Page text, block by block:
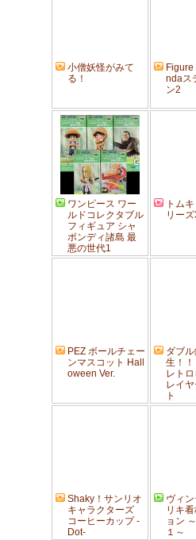
小僧妖怪がみて
る！
ndaス
ン2
ワンピース ワー
ルドコレクタブル
フィギュア シャ
ボンディ諸島 最
悪の世代1
トム
リー
PEZ ボールチェー
ンマスコット Hall
oween Ver.
ダブ
生！
レト
レイ
ト
Shaky！サンリオ
キャラクターズ
コーヒーカップ -
Dot-
ヴィ
リキ
ョン
１～